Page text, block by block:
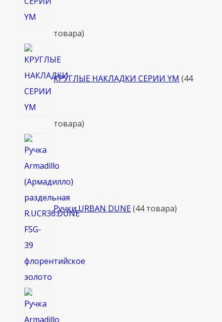
товара
КРУГЛЫЕ НАКЛАДКИ СЕРИИ YM 44
товара
Ручки URBAN DUNE 44 товара